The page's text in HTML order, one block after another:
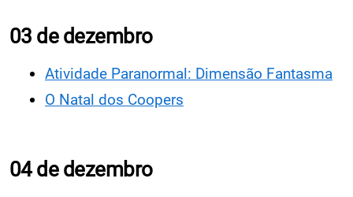
03 de dezembro
Atividade Paranormal: Dimensão Fantasma
O Natal dos Coopers
04 de dezembro